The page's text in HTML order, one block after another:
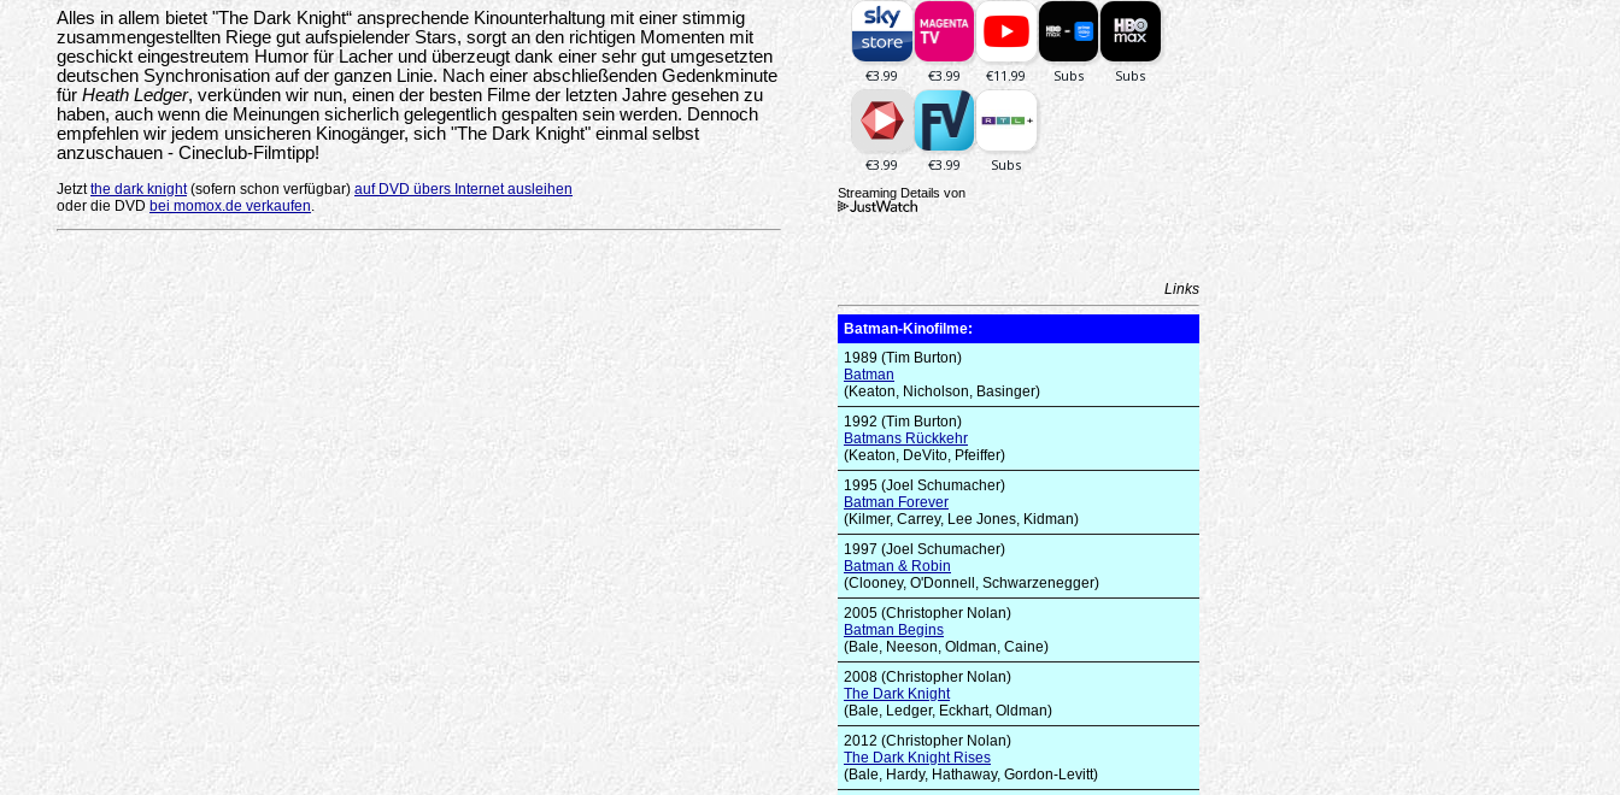
Alles in allem bietet "The Dark Knight“ ansprechende Kinounterhaltung mit einer stimmig
zusammengestellten Riege gut aufspielender Stars, sorgt an den richtigen Momenten mit
geschickt eingestreutem Humor für Lacher und überzeugt dank einer sehr gut umgesetzten
deutschen Synchronisation auf der ganzen Linie. Nach einer abschließenden Gedenkminute
für Heath Ledger, verkünden wir nun, einen der besten Filme der letzten Jahre gesehen zu
haben, auch wenn die Meinungen sicherlich gelegentlich gespalten sein werden. Dennoch
empfehlen wir jedem unsicheren Kinogänger, sich "The Dark Knight" einmal selbst
anzuschauen - Cineclub-Filmtipp!
Jetztthe dark knight(sofern schon verfügbar) auf DVD übers Internet ausleihen
oder die DVD bei momox.de verkaufen.
Streaming Details von
Links
Batman-Kinofilme:
1989 (Tim Burton)
Batman
(Keaton, Nicholson, Basinger)
1992 (Tim Burton)
Batmans Rückkehr
(Keaton, DeVito, Pfeiffer)
1995 (Joel Schumacher)
Batman Forever
(Kilmer, Carrey, Lee Jones, Kidman)
1997 (Joel Schumacher)
Batman & Robin
(Clooney, O'Donnell, Schwarzenegger)
2005 (Christopher Nolan)
Batman Begins
(Bale, Neeson, Oldman, Caine)
2008 (Christopher Nolan)
The Dark Knight
(Bale, Ledger, Eckhart, Oldman)
2012 (Christopher Nolan)
The Dark Knight Rises
(Bale, Hardy, Hathaway, Gordon-Levitt)